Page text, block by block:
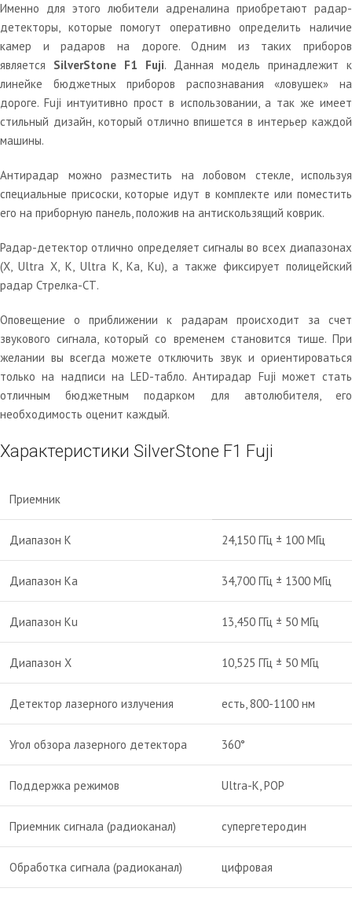
Именно для этого любители адреналина приобретают радар-
детекторы, которые помогут оперативно определить наличие
камер и радаров на дороге. Одним из таких приборов
является SilverStone F1 Fuji. Данная модель принадлежит к
линейке бюджетных приборов распознавания «ловушек» на
дороге. Fuji интуитивно прост в использовании, а так же имеет
стильный дизайн, который отлично впишется в интерьер каждой
машины.
Антирадар можно разместить на лобовом стекле, используя
специальные присоски, которые идут в комплекте или поместить
его на приборную панель, положив на антискользящий коврик.
Радар-детектор отлично определяет сигналы во всех диапазонах
(X, Ultra X, K, Ultra K, Ka, Ku), а также фиксирует полицейский
радар Стрелка-СТ.
Оповещение о приближении к радарам происходит за счет
звукового сигнала, который со временем становится тише. При
желании вы всегда можете отключить звук и ориентироваться
только на надписи на LED-табло. Антирадар Fuji может стать
отличным бюджетным подарком для автолюбителя, его
необходимость оценит каждый.
Характеристики SilverStone F1 Fuji
Приемник
Диапазон K 24,150 ГГц ± 100 МГц
Диапазон Ka 34,700 ГГц ± 1300 МГц
Диапазон Ku 13,450 ГГц ± 50 МГц
Диапазон X 10,525 ГГц ± 50 МГц
Детектор лазерного излучения есть, 800-1100 нм
Угол обзора лазерного детектора 360°
Поддержка режимов Ultra-K, POP
Приемник сигнала (радиоканал) супергетеродин
Обработка сигнала (радиоканал) цифровая